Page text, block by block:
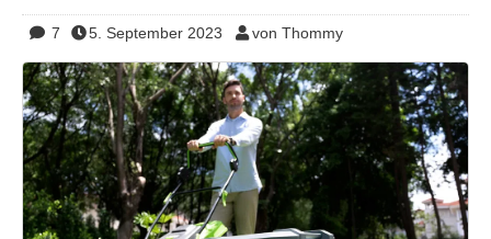
7 5. September 2023 von Thommy